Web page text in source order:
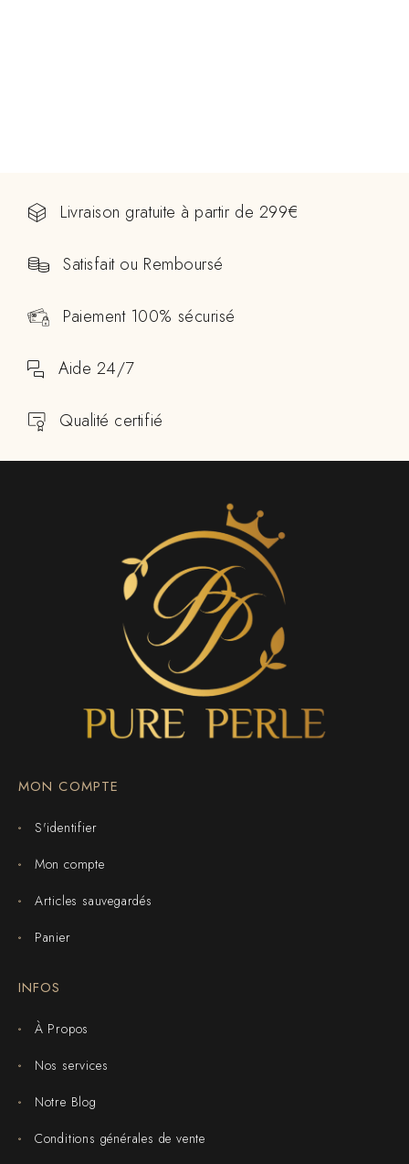
Livraison gratuite à partir de 299€
Satisfait ou Remboursé
Paiement 100% sécurisé
Aide 24/7
Qualité certifié
MON COMPTE
S'identifier
Mon compte
Articles sauvegardés
Panier
INFOS
À Propos
Nos services
Notre Blog
Conditions générales de vente